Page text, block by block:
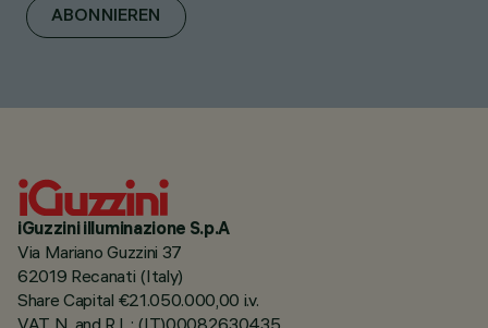
ABONNIEREN
iGuzzini illuminazione S.p.A
Via Mariano Guzzini 37
62019 Recanati (Italy)
Share Capital €21.050.000,00 i.v.
VAT N. and R.I. : (IT)00082630435